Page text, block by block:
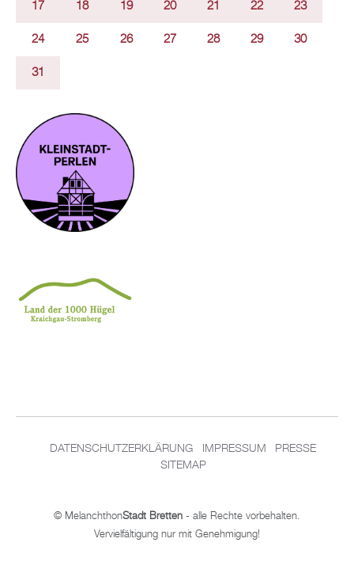
17 18 19 20 21 22 23
24 25 26 27 28 29 30
31
DA­TEN­SCHUT­Z­ER­KLÄ­RUNG IM­PRES­SUM
PRES­SE
SITEMAP
© Me­lan­chthonStadt Brett­en - alle Rech­te vor­be­hal­ten.
Ver­viel­fäl­ti­gung nur mit Ge­neh­mi­gung!